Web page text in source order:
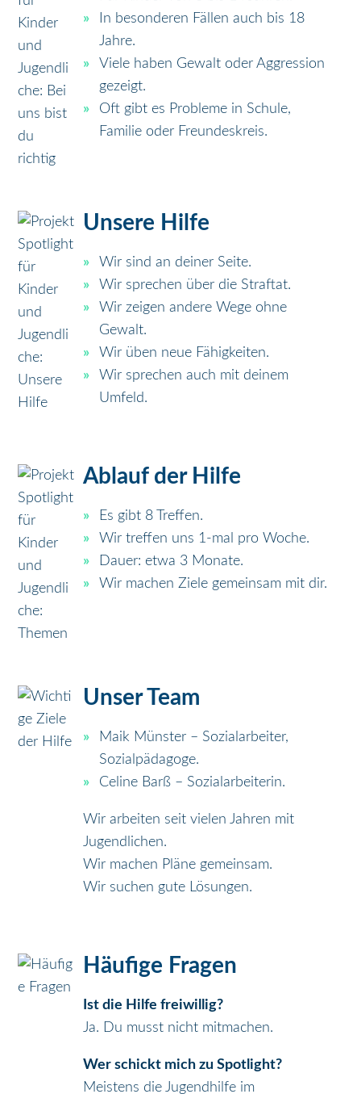
In besonderen Fällen auch bis 18
Jahre.
Viele haben Gewalt oder Aggression
gezeigt.
Oft gibt es Probleme in Schule,
Familie oder Freundeskreis.
Unsere Hilfe
Wir sind an deiner Seite.
Wir sprechen über die Straftat.
Wir zeigen andere Wege ohne
Gewalt.
Wir üben neue Fähigkeiten.
Wir sprechen auch mit deinem
Umfeld.
Ablauf der Hilfe
Es gibt 8 Treffen.
Wir treffen uns 1-mal pro Woche.
Dauer: etwa 3 Monate.
Wir machen Ziele gemeinsam mit dir.
Unser Team
Maik Münster – Sozialarbeiter,
Sozialpädagoge.
Celine Barß – Sozialarbeiterin.
Wir arbeiten seit vielen Jahren mit
Jugendlichen.
Wir machen Pläne gemeinsam.
Wir suchen gute Lösungen.
Häufige Fragen
Ist die Hilfe freiwillig?
Ja. Du musst nicht mitmachen.
Wer schickt mich zu Spotlight?
Meistens die Jugendhilfe im